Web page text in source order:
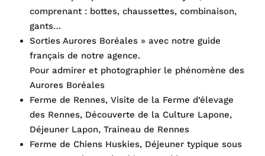
comprenant : bottes, chaussettes, combinaison,
gants…
Sorties Aurores Boréales » avec notre guide
français de notre agence.
Pour admirer et photographier le phénomène des
Aurores Boréales
Ferme de Rennes, Visite de la Ferme d’élevage
des Rennes, Découverte de la Culture Lapone,
Déjeuner Lapon, Traineau de Rennes
Ferme de Chiens Huskies, Déjeuner typique sous